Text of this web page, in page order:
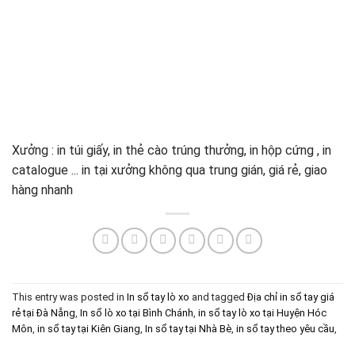
Xưởng : in túi giấy, in thẻ cào trúng thưởng, in hộp cứng , in
catalogue ... in tại xưởng không qua trung gián, giá rẻ, giao
hàng nhanh
This entry was posted in In sổ tay lò xo and taggedĐịa chỉ in sổ tay giá
rẻ tại Đà Nẵng In sổ lò xo tại Bình Chánh in sổ tay lò xo tại Huyện Hóc
Môn in sổ tay tại Kiên Giang In sổ tay tại Nhà Bè in sổ tay theo yêu cầu